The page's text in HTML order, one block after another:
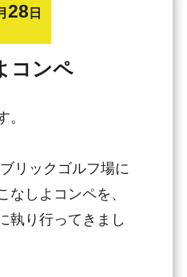
コンペ
28 日
。
リックゴルフ場に
なしよコンペを、
執り行ってきまし